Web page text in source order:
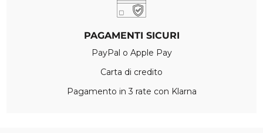
PAGAMENTI SICURI
PayPal o Apple Pay
Carta di credito
Pagamento in 3 rate con Klarna